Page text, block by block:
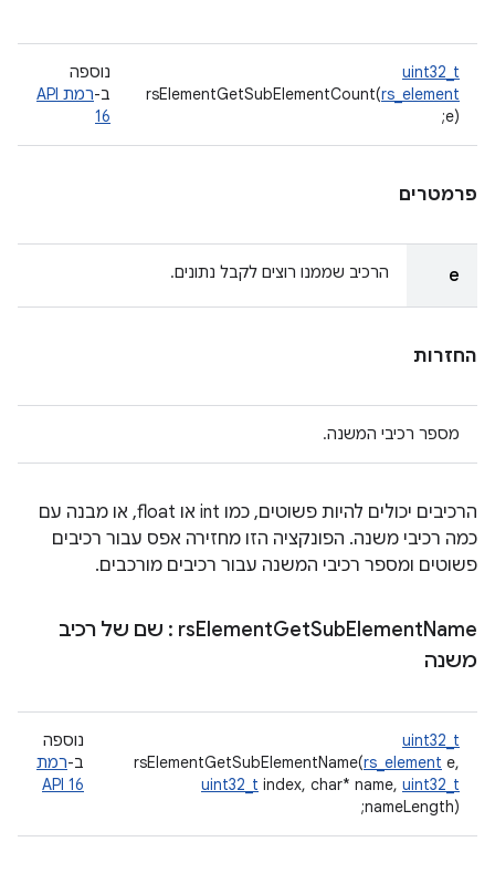
uint32_t
rsElementGetSubElementCount(rs_element
e);
נוספה
ב-
רמת API
16
פרמטרים
e הרכיב שממנו רוצים לקבל נתונים.
החזרות
מספר רכיבי המשנה.
הרכיבים יכולים להיות פשוטים, כמו int או float, או מבנה עם
כמה רכיבי משנה. הפונקציה הזו מחזירה אפס עבור רכיבים
פשוטים ומספר רכיבי המשנה עבור רכיבים מורכבים.
rsElementGetSubElementName
: שם של רכיב
משנה
uint32_t
rsElementGetSubElementName(rs_element e,
uint32_t index, char* name, uint32_t
nameLength);
נוספה
ב-רמת
API 16